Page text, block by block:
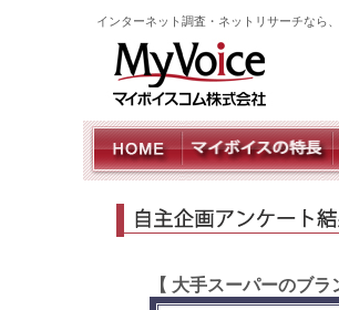
インターネット調査・ネットリサーチなら
【 大手スーパーのブ